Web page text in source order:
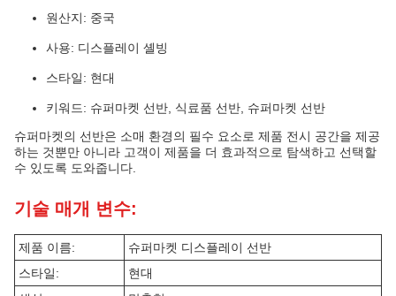
원산지: 중국
사용: 디스플레이 셸빙
스타일: 현대
키워드: 슈퍼마켓 선반, 식료품 선반, 슈퍼마켓 선반
슈퍼마켓의 선반은 소매 환경의 필수 요소로 제품 전시 공간을 제공
하는 것뿐만 아니라 고객이 제품을 더 효과적으로 탐색하고 선택할
수 있도록 도와줍니다.
기술 매개 변수:
제품 이름:
슈퍼마켓 디스플레이 선반
스타일:
현대